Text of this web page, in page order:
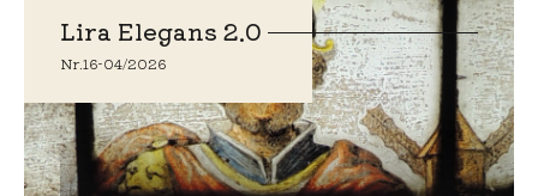
Lira Elegans 2.0
Nr.16-04/2026